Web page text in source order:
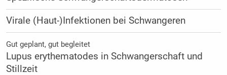
Virale (Haut-)Infektionen bei Schwangeren
Gut geplant, gut begleitet
Lupus erythematodes in Schwangerschaft und
Stillzeit